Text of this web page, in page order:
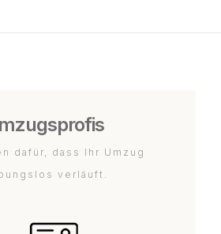
dafür, dass Ihr Umzug
verläuft.